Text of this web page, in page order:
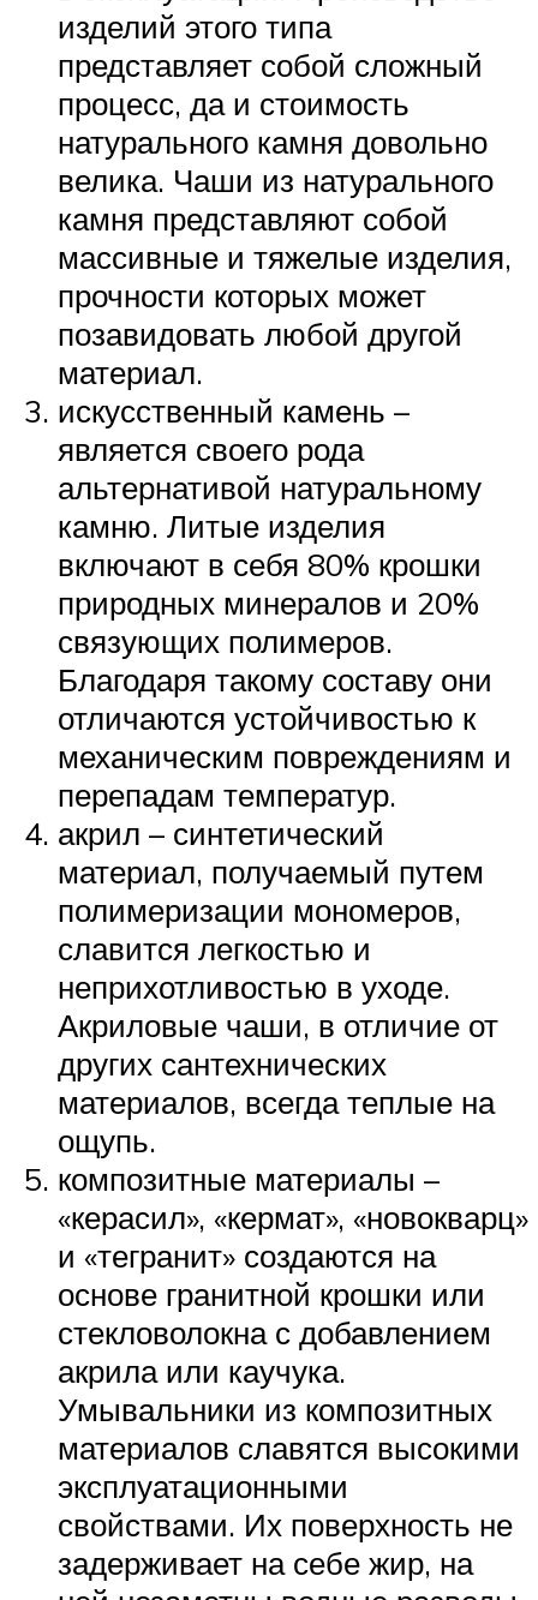
изделий этого типа
представляет собой сложный
процесс, да и стоимость
натурального камня довольно
велика. Чаши из натурального
камня представляют собой
массивные и тяжелые изделия,
прочности которых может
позавидовать любой другой
материал.
искусственный камень –
является своего рода
альтернативой натуральному
камню. Литые изделия
включают в себя 80% крошки
природных минералов и 20%
связующих полимеров.
Благодаря такому составу они
отличаются устойчивостью к
механическим повреждениям и
перепадам температур.
акрил – синтетический
материал, получаемый путем
полимеризации мономеров,
славится легкостью и
неприхотливостью в уходе.
Акриловые чаши, в отличие от
других сантехнических
материалов, всегда теплые на
ощупь.
композитные материалы –
«керасил», «кермат», «новокварц»
и «тегранит» создаются на
основе гранитной крошки или
стекловолокна с добавлением
акрила или каучука.
Умывальники из композитных
материалов славятся высокими
эксплуатационными
свойствами. Их поверхность не
задерживает на себе жир, на